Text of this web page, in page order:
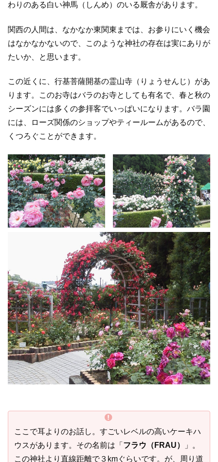
わりのある白い神馬（しんめ）のいる厩舎があります。
関西の人間は、なかなか東関東までは、お参りにいく機会
はなかなかないので、このような神社の存在は実にありが
たいか、と思います。
この近くに、行基菩薩開基の霊山寺（りょうせんじ）があ
ります。このお寺はバラのお寺としても有名で、春と秋の
シーズンには多くの参拝客でいっぱいになります。バラ園
には、ローズ関係のショップやティールームがあるので、
くつろぐことができます。
ここで耳よりのお話し。すごいレベルの高いケーキハ
ウスがあります。その名前は「 フラウ（FRAU）
」。
この神社より直線距離で３kmぐらいです。が、周り道